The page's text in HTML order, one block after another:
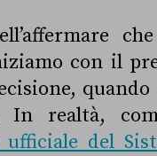
con il
realtà,
del